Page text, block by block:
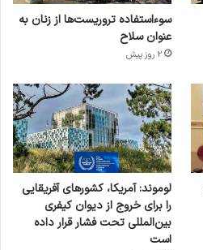
سوءاستفاده تروریست‌ها از زنان به
عنوان سلاح
2 روز پیش
لوموند: آمریکا، کشورهای آفریقایی
را برای خروج از دیوان کیفری
بین‌المللی تحت فشار قرار داده
است